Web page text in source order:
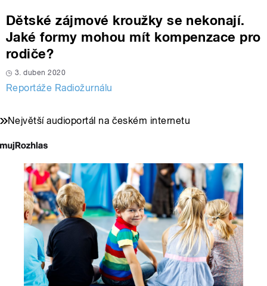
Dětské zájmové kroužky se nekonají.
Jaké formy mohou mít kompenzace pro
rodiče?
3. duben 2020
Reportáže Radiožurnálu
Největší audioportál na českém internetu